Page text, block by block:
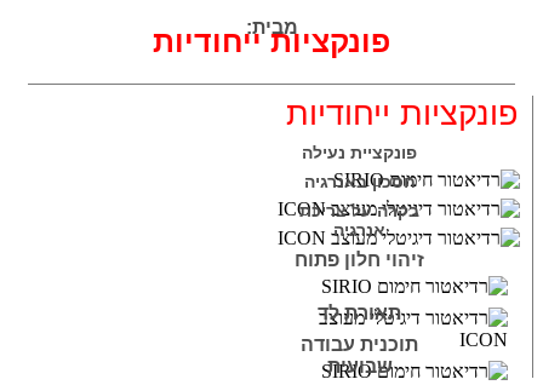
מבית:
פונקציות ייחודיות
פונקציות ייחודיות
פונקציית נעילה
חסכון באנרגיה
בקרה על צריכת
אנרגיה
זיהוי חלון פתוח
תאורת לד
תוכנית עבודה
שבועית